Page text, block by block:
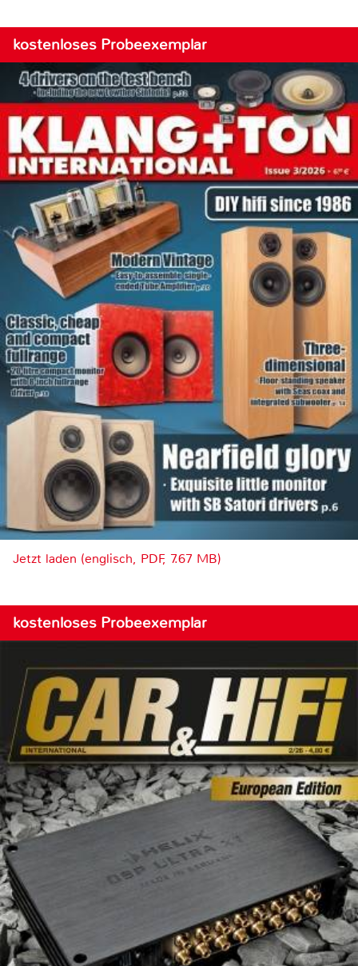
kostenloses Probeexemplar
Jetzt laden (englisch, PDF, 7.67 MB)
kostenloses Probeexemplar